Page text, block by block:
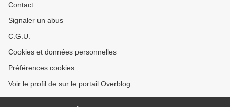
Contact
Signaler un abus
C.G.U.
Cookies et données personnelles
Préférences cookies
Voir le profil de sur le portail Overblog